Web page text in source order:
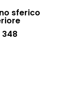
sferico
348